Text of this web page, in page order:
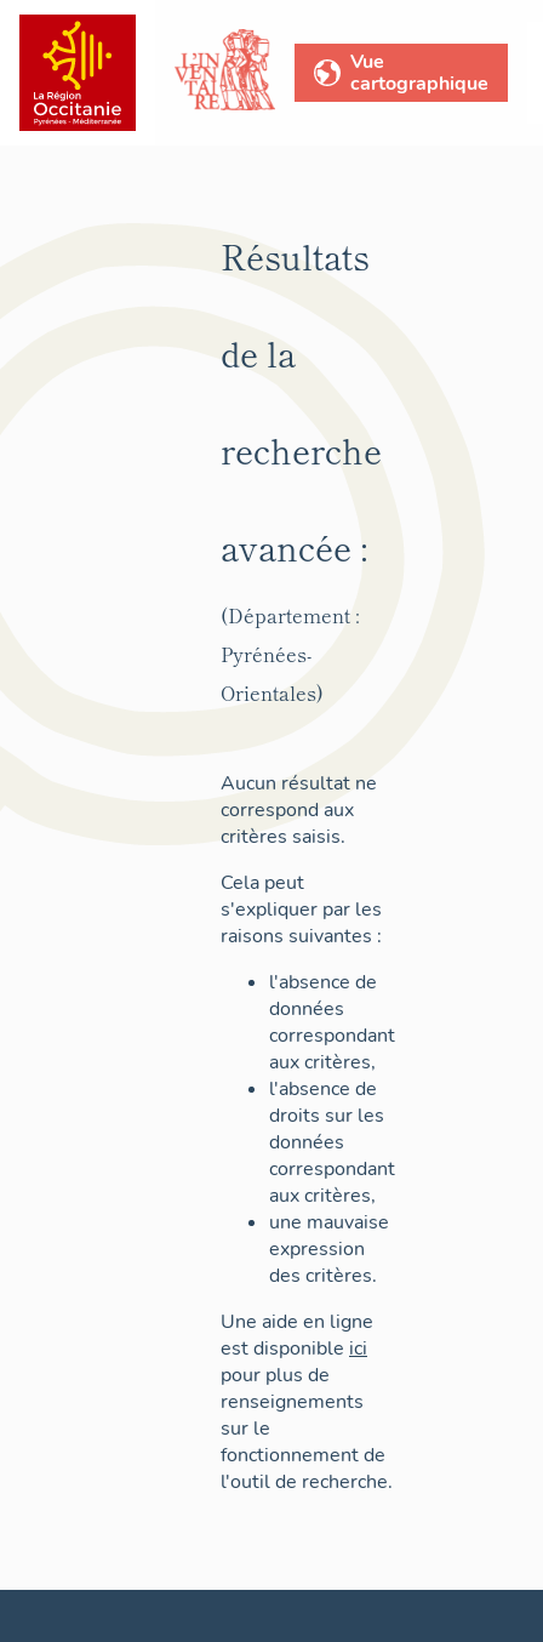
Vue
cartographique
Résultats
de la
recherche
avancée :
(Département :
Pyrénées-
Orientales)
Aucun résultat ne
correspond aux
critères saisis.
Cela peut
s'expliquer par les
raisons suivantes :
l'absence de
données
correspondant
aux critères,
l'absence de
droits sur les
données
correspondant
aux critères,
une mauvaise
expression
des critères.
Une aide en ligne
est disponible ici
pour plus de
renseignements
sur le
fonctionnement de
l'outil de recherche.